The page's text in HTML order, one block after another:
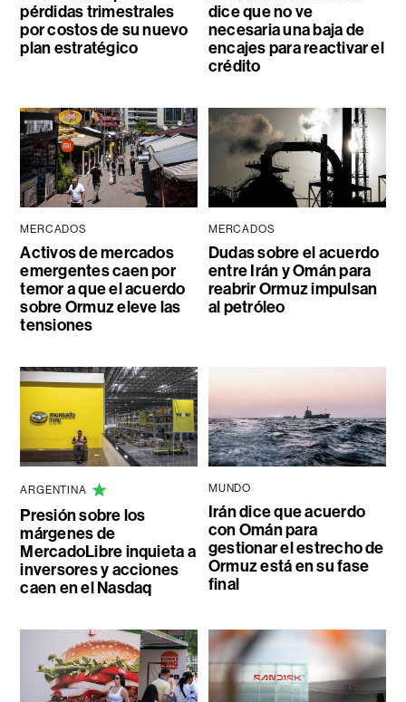
pérdidas trimestrales
por costos de su nuevo
plan estratégico
dice que no ve
necesaria una baja de
encajes para reactivar el
crédito
MERCADOS
Activos de mercados
emergentes caen por
temor a que el acuerdo
sobre Ormuz eleve las
tensiones
MERCADOS
Dudas sobre el acuerdo
entre Irán y Omán para
reabrir Ormuz impulsan
al petróleo
ARGENTINA
Presión sobre los
márgenes de
MercadoLibre inquieta a
inversores y acciones
caen en el Nasdaq
MUNDO
Irán dice que acuerdo
con Omán para
gestionar el estrecho de
Ormuz está en su fase
final